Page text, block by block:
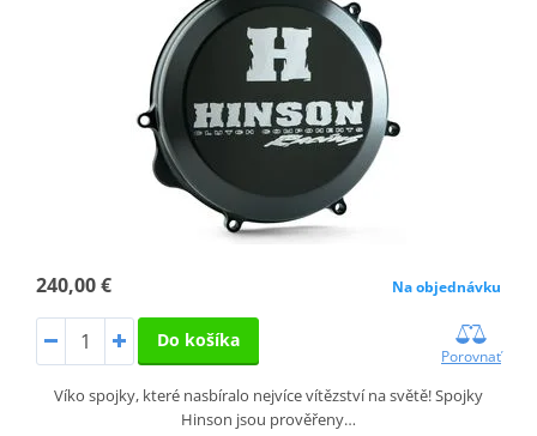
240,00 € Na objednávku
Do košíka
Porovnať
Víko spojky, které nasbíralo nejvíce vítězství na světě! Spojky
Hinson jsou prověřeny…